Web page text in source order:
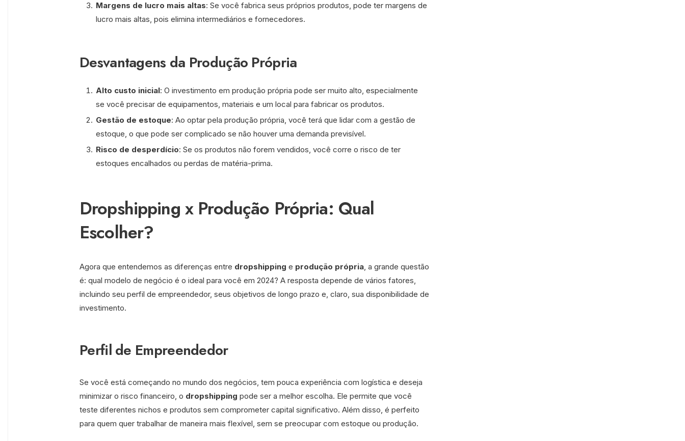
Margens de lucro mais altas: Se você fabrica seus próprios produtos, pode ter margens de
lucro mais altas, pois elimina intermediários e fornecedores.
Desvantagens da Produção Própria
Alto custo inicial: O investimento em produção própria pode ser muito alto, especialmente
se você precisar de equipamentos, materiais e um local para fabricar os produtos.
Gestão de estoque: Ao optar pela produção própria, você terá que lidar com a gestão de
estoque, o que pode ser complicado se não houver uma demanda previsível.
Risco de desperdício: Se os produtos não forem vendidos, você corre o risco de ter
estoques encalhados ou perdas de matéria-prima.
Dropshipping x Produção Própria: Qual
Escolher?
Agora que entendemos as diferenças entre dropshipping e produção própria, a grande questão
é: qual modelo de negócio é o ideal para você em 2024? A resposta depende de vários fatores,
incluindo seu perfil de empreendedor, seus objetivos de longo prazo e, claro, sua disponibilidade de
investimento.
Perfil de Empreendedor
Se você está começando no mundo dos negócios, tem pouca experiência com logística e deseja
minimizar o risco financeiro, o dropshipping pode ser a melhor escolha. Ele permite que você
teste diferentes nichos e produtos sem comprometer capital significativo. Além disso, é perfeito
para quem quer trabalhar de maneira mais flexível, sem se preocupar com estoque ou produção.